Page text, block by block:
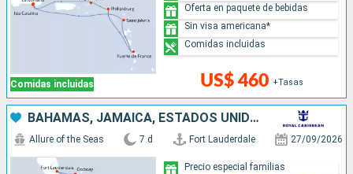
Comidas incluidas US$ 460 +Tasas
Oferta en paquete de bebidas
Sin visa americana*
Comidas incluidas
BAHAMAS, JAMAICA, ESTADOS UNIDOS
Allure of the Seas 7 d Fort Lauderdale 27/09/2026
Precio especial familias